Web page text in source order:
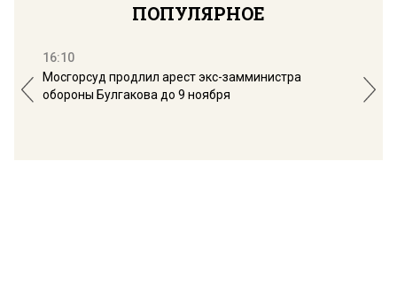
ПОПУЛЯРНОЕ
16:10
Мосгорсуд продлил арест экс-замминистра
обороны Булгакова до 9 ноября